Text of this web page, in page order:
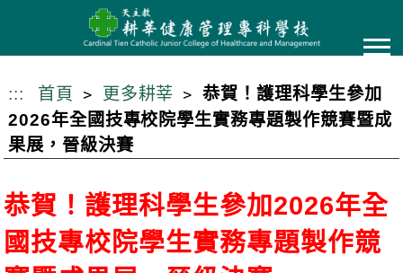
要
內
容
::: 首頁 更多耕莘
恭賀！護理科學生參加
2026年全國技專校院學生實務專題製作競賽暨成
果展，晉級決賽
恭賀！護理科學生參加2026年全
國技專校院學生實務專題製作競